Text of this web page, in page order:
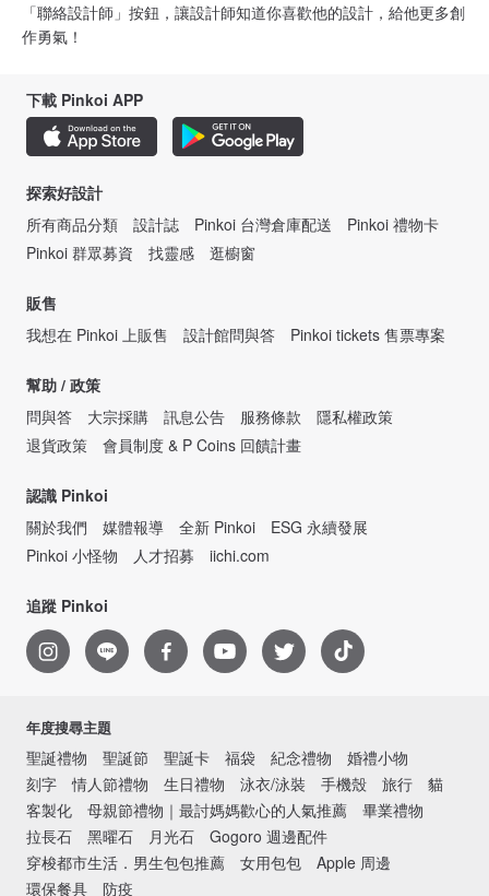
「聯絡設計師」按鈕，讓設計師知道你喜歡他的設計，給他更多創
作勇氣！
下載 Pinkoi APP
探索好設計
所有商品分類
設計誌 Pinkoi 台灣倉庫配送
Pinkoi 禮物卡
Pinkoi 群眾募資
找靈感 逛櫥窗
販售
我想在 Pinkoi 上販售
設計館問與答 Pinkoi tickets 售票專案
幫助 / 政策
問與答
大宗採購 訊息公告 服務條款
隱私權政策
退貨政策
會員制度 & P Coins 回饋計畫
認識 Pinkoi
關於我們
媒體報導 全新 Pinkoi
ESG 永續發展
Pinkoi 小怪物
人才招募 iichi.com
追蹤 Pinkoi
年度搜尋主題
聖誕禮物 聖誕節 聖誕卡 福袋 紀念禮物
婚禮小物
刻字
情人節禮物 生日禮物 泳衣/泳裝 手機殼 旅行
貓
客製化
母親節禮物｜最討媽媽歡心的人氣推薦
畢業禮物
拉長石
黑曜石 月光石
Gogoro 週邊配件
穿梭都市生活．男生包包推薦
女用包包
Apple 周邊
環保餐具
防疫